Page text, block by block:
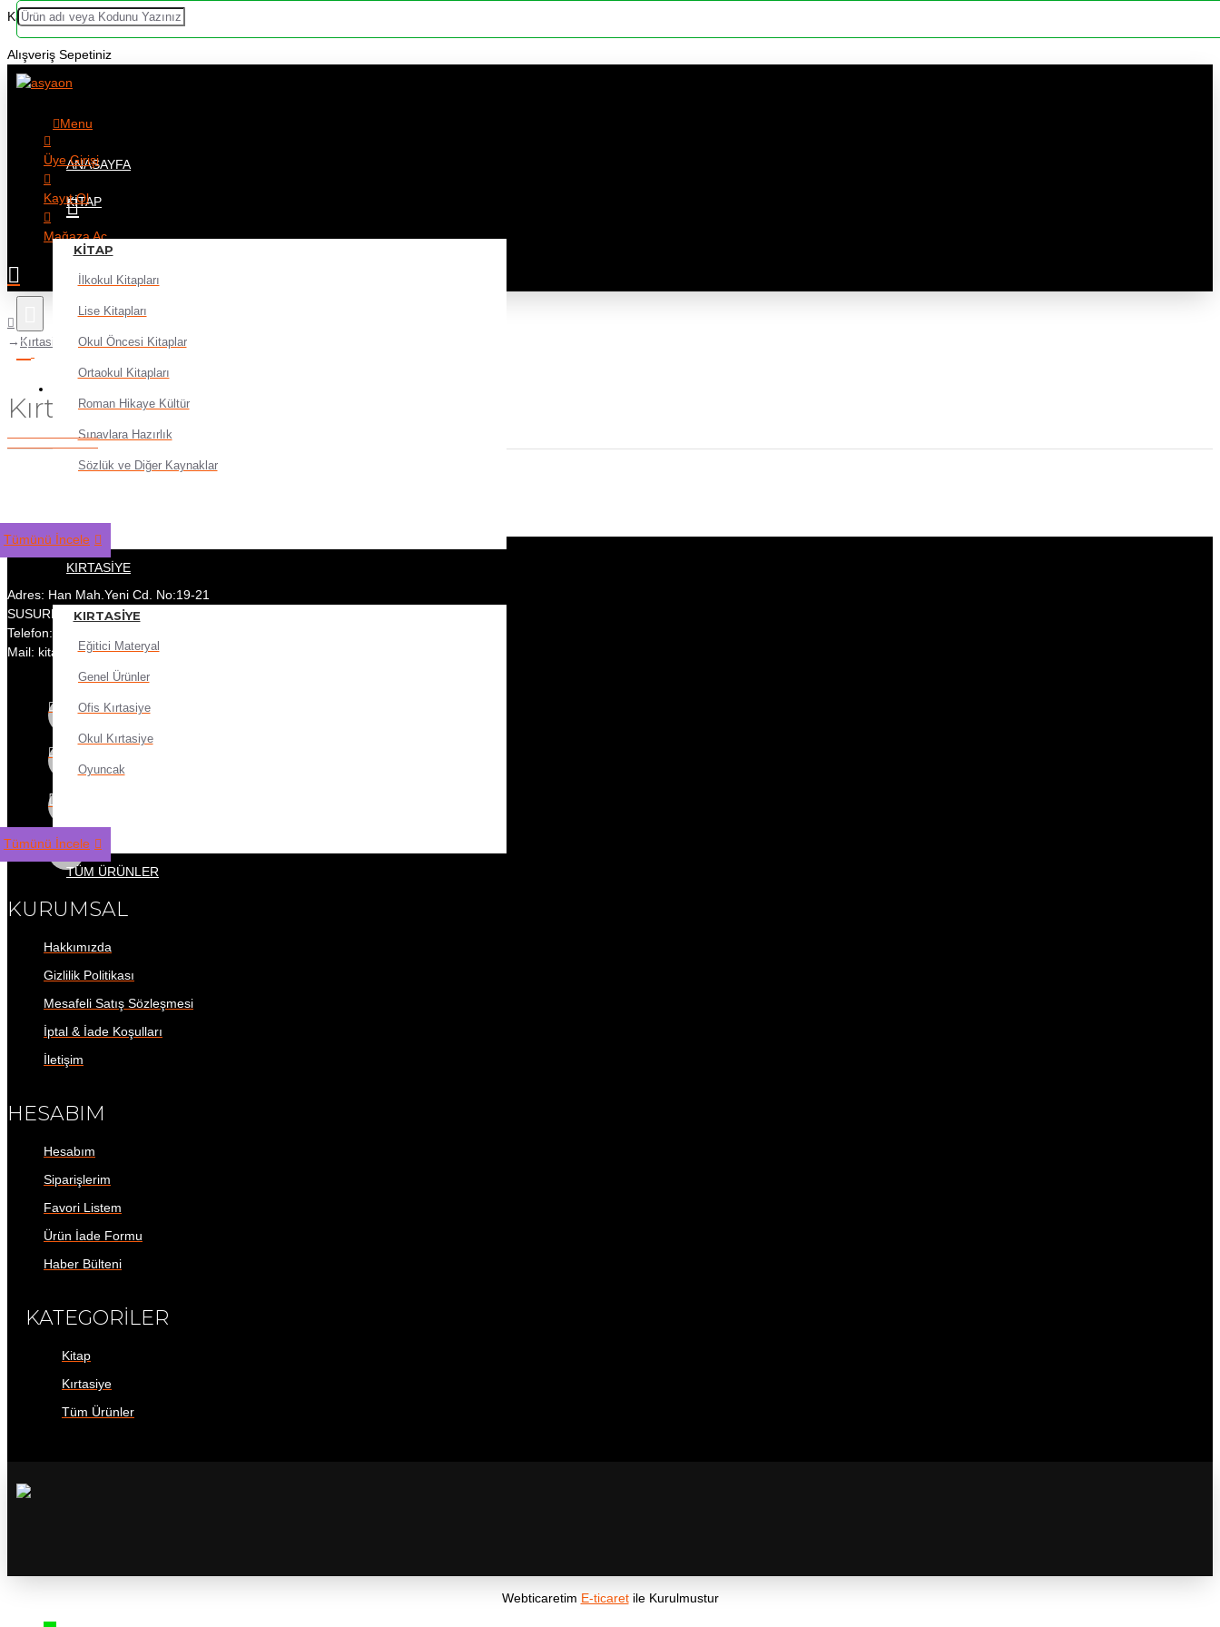
Kategoriler
Alışveriş Sepetiniz
Menu
ANASAYFA
KITAP
KITAP
İlkokul Kitapları
Lise Kitapları
Okul Öncesi Kitaplar
Ortaokul Kitapları
Roman Hikaye Kültür
Sınavlara Hazırlık
Sözlük ve Diğer Kaynaklar
Tümünü İncele
KIRTASIYE
KIRTASIYE
Eğitici Materyal
Genel Ürünler
Ofis Kırtasiye
Okul Kırtasiye
Oyuncak
Tümünü İncele
TÜM ÜRÜNLER
Üye Girişi
Kayıt Ol
Mağaza Aç
Kırtasiye
Kırtasiye
Adres: Han Mah.Yeni Cd. No:19-21
SUSURLUK/BALIKESİR
Telefon: 05014883410
Mail: kitap.on@hotmail.com
KURUMSAL
Hakkımızda
Gizlilik Politikası
Mesafeli Satış Sözleşmesi
İptal & İade Koşulları
İletişim
HESABIM
Hesabım
Siparişlerim
Favori Listem
Ürün İade Formu
Haber Bülteni
KATEGORİLER
Kitap
Kırtasiye
Tüm Ürünler
Webticaretim E-ticaretile Kurulmustur